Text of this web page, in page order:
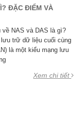
ĐẶC ĐIỂM VÀ
NAS và DAS là gì?
trữ dữ liệu cuối cùng
là một kiểu mạng lưu
Xem chi tiết